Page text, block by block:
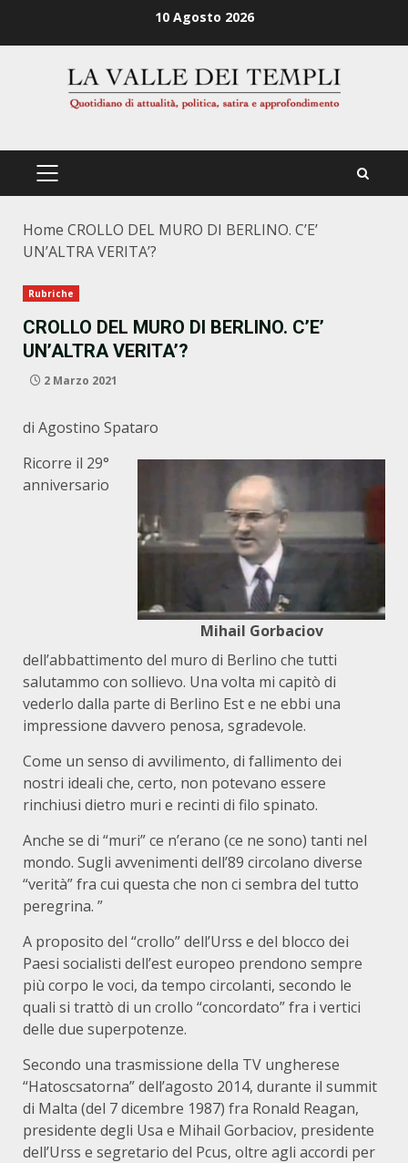
10 Agosto 2026
PRIMÄRES
Home CROLLO DEL MURO DI BERLINO. C’E’
UN’ALTRA VERITA’?
Rubriche
CROLLO DEL MURO DI BERLINO. C’E’
UN’ALTRA VERITA’?
2 Marzo 2021
di Agostino Spataro
Mihail Gorbaciov
Ricorre il 29°
anniversario
dell’abbattimento del muro di Berlino che tutti
salutammo con sollievo. Una volta mi capitò di
vederlo dalla parte di Berlino Est e ne ebbi una
impressione davvero penosa, sgradevole.
Come un senso di avvilimento, di fallimento dei
nostri ideali che, certo, non potevano essere
rinchiusi dietro muri e recinti di filo spinato.
Anche se di “muri” ce n’erano (ce ne sono) tanti nel
mondo. Sugli avvenimenti dell’89 circolano diverse
“verità” fra cui questa che non ci sembra del tutto
peregrina. ”
A proposito del “crollo” dell’Urss e del blocco dei
Paesi socialisti dell’est europeo prendono sempre
più corpo le voci, da tempo circolanti, secondo le
quali si trattò di un crollo “concordato” fra i vertici
delle due superpotenze.
Secondo una trasmissione della TV ungherese
“Hatoscsatorna” dell’agosto 2014, durante il summit
di Malta (del 7 dicembre 1987) fra Ronald Reagan,
presidente degli Usa e Mihail Gorbaciov, presidente
dell’Urss e segretario del Pcus, oltre agli accordi per